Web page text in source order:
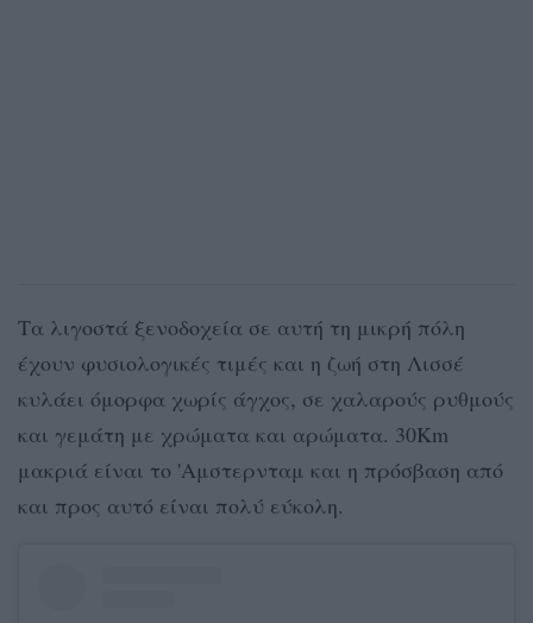
Τα λιγοστά ξενοδοχεία σε αυτή τη μικρή πόλη
έχουν φυσιολογικές τιμές και η ζωή στη Λισσέ
κυλάει όμορφα χωρίς άγχος, σε χαλαρούς ρυθμούς
και γεμάτη με χρώματα και αρώματα. 30Km
μακριά είναι το 'Αμστερνταμ και η πρόσβαση από
και προς αυτό είναι πολύ εύκολη.